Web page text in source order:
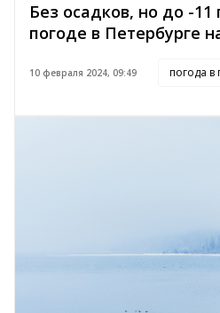
Без осадков, но до -11
погоде в Петербурге
10 февраля 2024, 09:49 погода в